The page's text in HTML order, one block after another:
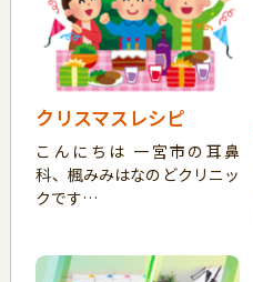
クリスマスレシピ
こんにちは 一宮市の耳鼻
科、楓みみはなのどクリニッ
クです…